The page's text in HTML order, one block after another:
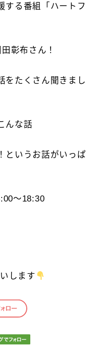
する番組「ハートフ
彰布さん！
をたくさん聞きまし
んな話
というお話がいっぱ
～18:30
します